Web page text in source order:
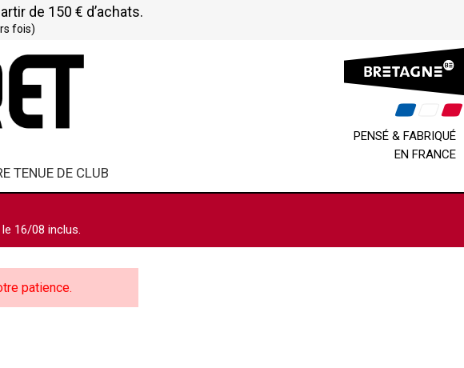
de 150 € d’achats.
fois)
PENSÉ & FABRIQUÉ
EN FRANCE
TENUE DE CLUB
16/08 inclus.
patience.